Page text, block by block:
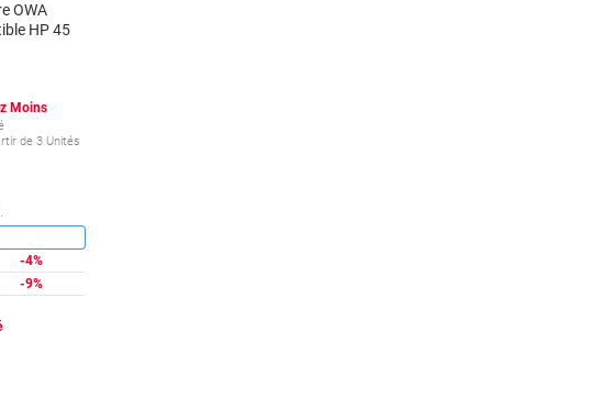
OWA
HP 45
Moins
de 3 Unités
-4%
-9%